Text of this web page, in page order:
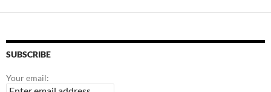
SUBSCRIBE
Your email: